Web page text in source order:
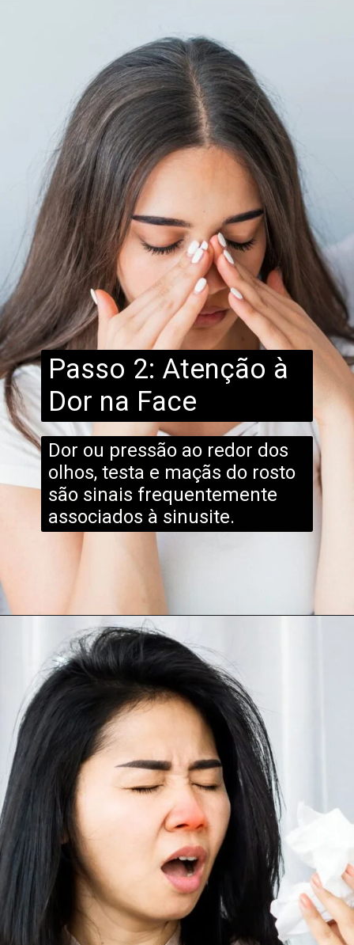
Dor ou pressão ao redor dos
olhos, testa e maçãs do rosto
são sinais frequentemente
associados à sinusite.
Passo 2: Atenção à
Dor na Face